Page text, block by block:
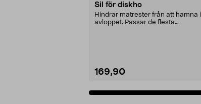
Sil för diskho
Hindrar matrester från att hamna i
avloppet. Passar de flesta
169,90